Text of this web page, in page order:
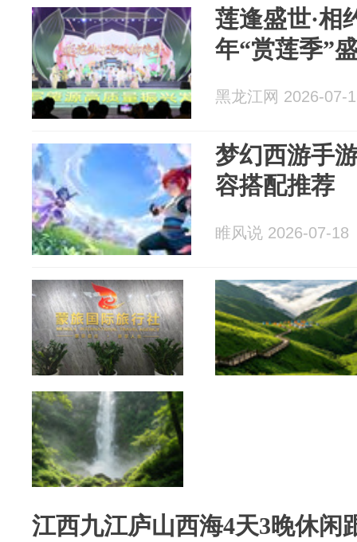
莲逢盛世·相约肇源
年“赏莲季”
黑龙江网 2026-07-
梦幻西游手
容搭配推荐
睢风说 2026-07-18
江西九江庐山西海4天3晚休闲